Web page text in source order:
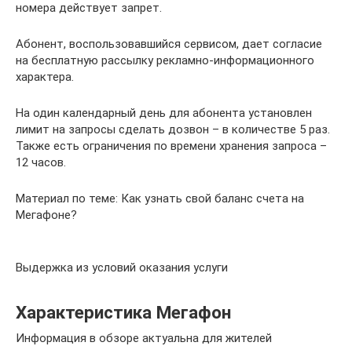
номера действует запрет.
Абонент, воспользовавшийся сервисом, дает согласие
на бесплатную рассылку рекламно-информационного
характера.
На один календарный день для абонента установлен
лимит на запросы сделать дозвон – в количестве 5 раз.
Также есть ограничения по времени хранения запроса –
12 часов.
Материал по теме: Как узнать свой баланс счета на
Мегафоне?
Выдержка из условий оказания услуги
Характеристика Мегафон
Информация в обзоре актуальна для жителей